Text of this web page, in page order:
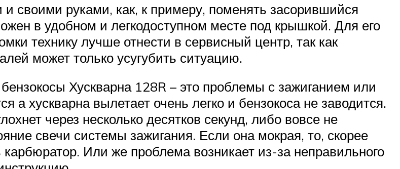
своими руками, как, к примеру, поменять засорившийся
в удобном и легкодоступном месте под крышкой. Для его
технику лучше отнести в сервисный центр, так как
может только усугубить ситуацию.
Хускварна 128R – это проблемы с зажиганием или
а хускварна вылетает очень легко и бензокоса не заводится.
через несколько десятков секунд, либо вовсе не
свечи системы зажигания. Если она мокрая, то, скорее
карбюратор. Или же проблема возникает из-за неправильного